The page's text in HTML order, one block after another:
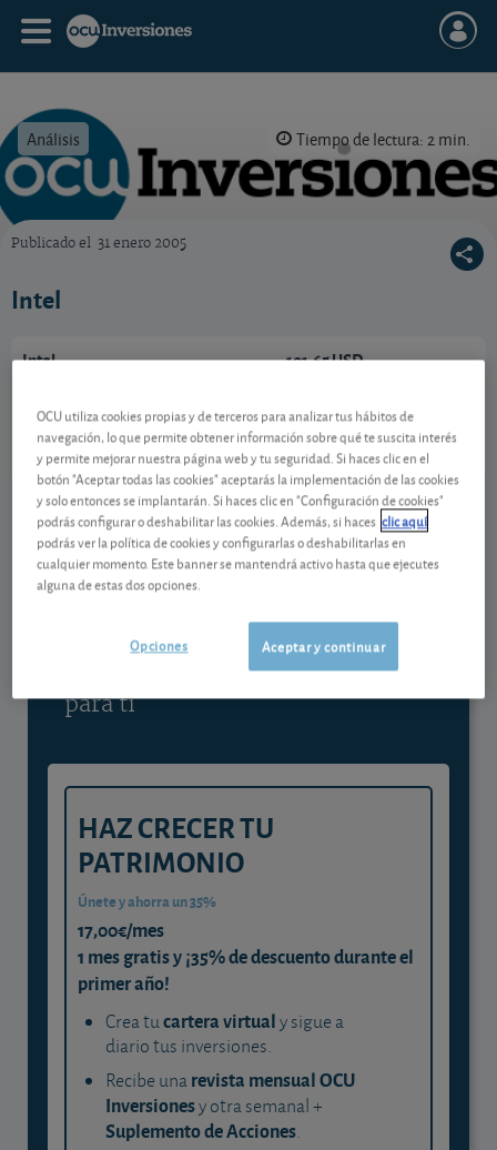
Análisis Tiempo de lectura: 2 min.
Publicado el 31 enero 2005
Intel
Intel
07/08/2026 Nasdaq
101,65 USD
1,84 USD (1,84 %)
Ver detalladamente
Contenido reservado a SOCIOS
Gestiona tu dinero con visión
experta
y consigue que cada euro trabaje
para ti
HAZ CRECER TU
PATRIMONIO
Únete y ahorra un 35%
17,00€/mes
1 mes gratis y ¡35% de descuento durante el
primer año!
Crea tucartera virtualy sigue a
diario tus inversiones.
Recibe unarevista mensual OCU
Inversionesy otra semanal +
Suplemento de Acciones.
OCU utiliza cookies propias y de terceros para analizar tus hábitos de
navegación, lo que permite obtener información sobre qué te suscita interés
y permite mejorar nuestra página web y tu seguridad. Si haces clic en el
botón "Aceptar todas las cookies" aceptarás la implementación de las cookies
y solo entonces se implantarán. Si haces clic en "Configuración de cookies"
podrás configurar o deshabilitar las cookies. Además, si haces clic aquí
podrás ver la política de cookies y configurarlas o deshabilitarlas en
cualquier momento. Este banner se mantendrá activo hasta que ejecutes
alguna de estas dos opciones.
Aceptar y continuar
Opciones